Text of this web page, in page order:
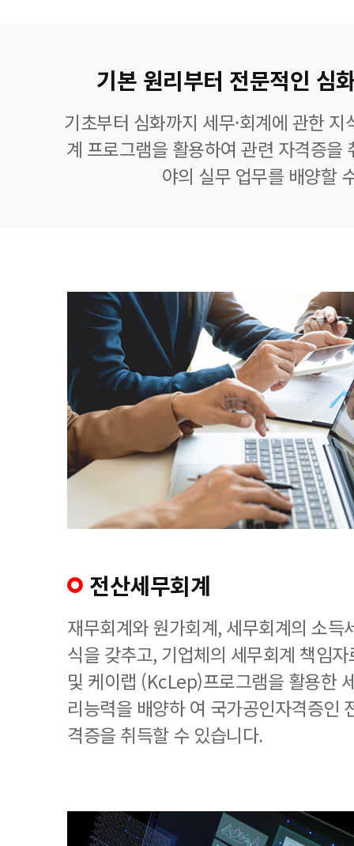
기본 원리부터 전문적인 심
기초부터 심화까지 세무·회계에 관한
계 프로그램을 활용하여 관련 자격증을
야의 실무 업무를 배양할
전산세무회계
재무회계와 원가회계, 세무회계의 소득
식을 갖추고, 기업체의 세무회계 책임
및 케이랩 (KcLep)프로그램을 활용한
리능력을 배양하 여 국가공인자격증인
격증을 취득할 수 있습니다.